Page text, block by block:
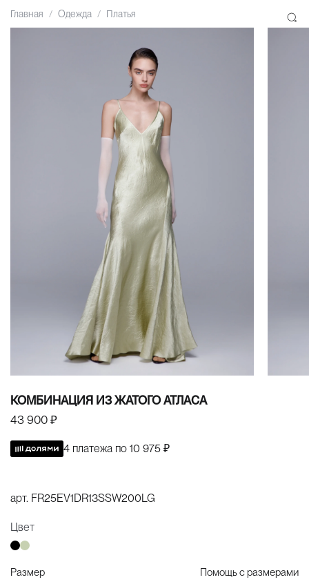
Главная Одежда Платья
КОМБИНАЦИЯ ИЗ ЖАТОГО АТЛАСА
Цвет
Размер Помощь с размерами
43 900 ₽
4 платежа по 10 975 ₽
арт. FR25EV1DR13SSW200LG